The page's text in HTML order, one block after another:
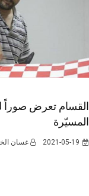
القسام تعرض صوراً
المسيّرة
2021-05-19 غسان